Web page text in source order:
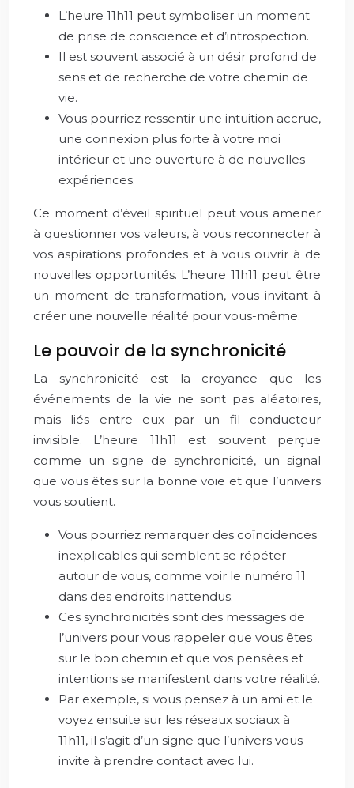
L’heure 11h11 peut symboliser un moment
de prise de conscience et d’introspection.
Il est souvent associé à un désir profond de
sens et de recherche de votre chemin de
vie.
Vous pourriez ressentir une intuition accrue,
une connexion plus forte à votre moi
intérieur et une ouverture à de nouvelles
expériences.
Ce moment d’éveil spirituel peut vous amener
à questionner vos valeurs, à vous reconnecter à
vos aspirations profondes et à vous ouvrir à de
nouvelles opportunités. L’heure 11h11 peut être
un moment de transformation, vous invitant à
créer une nouvelle réalité pour vous-même.
Le pouvoir de la synchronicité
La synchronicité est la croyance que les
événements de la vie ne sont pas aléatoires,
mais liés entre eux par un fil conducteur
invisible. L’heure 11h11 est souvent perçue
comme un signe de synchronicité, un signal
que vous êtes sur la bonne voie et que l’univers
vous soutient.
Vous pourriez remarquer des coïncidences
inexplicables qui semblent se répéter
autour de vous, comme voir le numéro 11
dans des endroits inattendus.
Ces synchronicités sont des messages de
l’univers pour vous rappeler que vous êtes
sur le bon chemin et que vos pensées et
intentions se manifestent dans votre réalité.
Par exemple, si vous pensez à un ami et le
voyez ensuite sur les réseaux sociaux à
11h11, il s’agit d’un signe que l’univers vous
invite à prendre contact avec lui.